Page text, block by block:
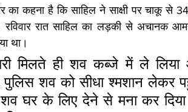
कहना है कि साहिल ने साक्षी पर चाकू से
रात साहिल का लड़की से अचानक
था।
मिलते ही शव कब्जे में ले
पुलिस शव को सीधा श्मशान लेकर
घर के लिए देने से मना कर